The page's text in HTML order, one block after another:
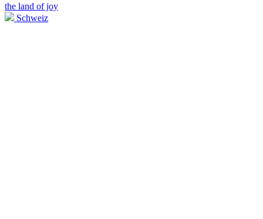
the land of joy
Schweiz